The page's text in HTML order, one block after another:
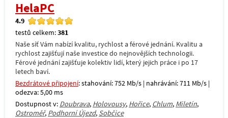
HelaPC
4.9
testů celkem:381
Naše síť Vám nabízí kvalitu, rychlost a férové jednání. Kvalitu a
rychlost zajišťují naše investice do nejnovějších technologii.
Férové jednání zajišťuje kolektiv lidí, který jejich práce i po 17
letech baví.
Bezdrátové připojení: stahování: 752 Mb/s | nahrávání: 711 Mb/s |
odezva: 5,00 ms
Dostupnost v: Doubrava, Holovousy, Hořice, Chlum, Miletín,
Ostroměř, Podhorní Újezd, Sobčice